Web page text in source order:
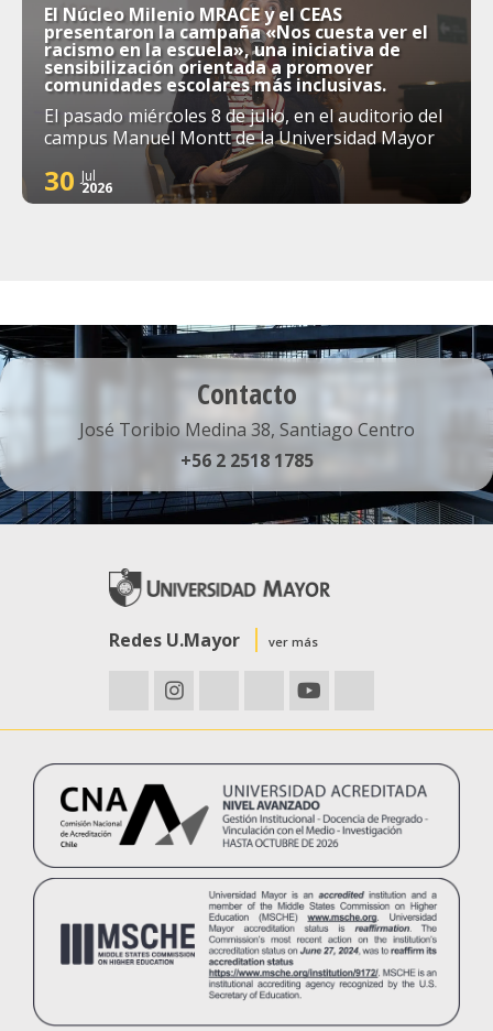
El Núcleo Milenio MRACE y el CEAS
presentaron la campaña «Nos cuesta ver el
racismo en la escuela», una iniciativa de
sensibilización orientada a promover
comunidades escolares más inclusivas.
El pasado miércoles 8 de julio, en el auditorio del
campus Manuel Montt de la Universidad Mayor
30 Jul
2026
Contacto
José Toribio Medina 38, Santiago Centro
+56 2 2518 1785
Redes U.Mayor ver más